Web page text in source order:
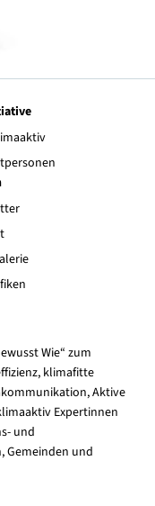
Wie“ zum
klimafitte
Aktive
Expertinnen
und
Gemeinden und